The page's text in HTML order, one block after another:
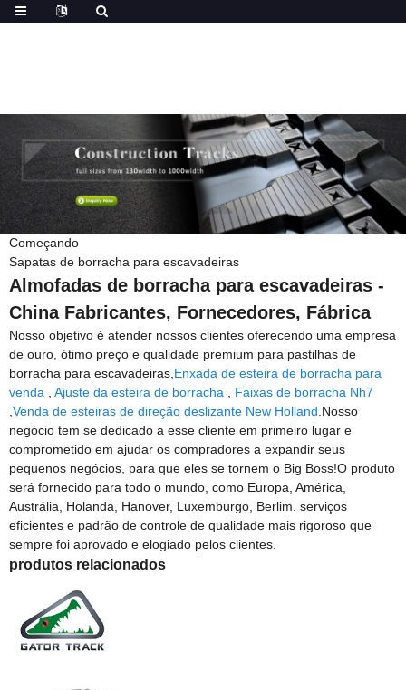
Começando
Sapatas de borracha para escavadeiras
Almofadas de borracha para escavadeiras -
China Fabricantes, Fornecedores, Fábrica
Nosso objetivo é atender nossos clientes oferecendo uma empresa
de ouro, ótimo preço e qualidade premium para pastilhas de
borracha para escavadeiras, Enxada de esteira de borracha para
venda
Ajuste da esteira de borracha
Faixas de borracha Nh7
Venda de esteiras de direção deslizante New Holland .Nosso
negócio tem se dedicado a esse cliente em primeiro lugar e
comprometido em ajudar os compradores a expandir seus
pequenos negócios, para que eles se tornem o Big Boss!O produto
será fornecido para todo o mundo, como Europa, América,
Austrália, Holanda, Hanover, Luxemburgo, Berlim. serviços
eficientes e padrão de controle de qualidade mais rigoroso que
sempre foi aprovado e elogiado pelos clientes.
produtos relacionados